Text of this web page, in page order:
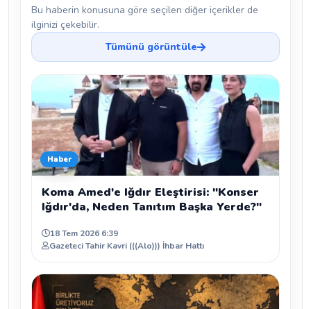
Bu haberin konusuna göre seçilen diğer içerikler de
ilginizi çekebilir.
Tümünü görüntüle
Haber
Koma Amed'e Iğdır Eleştirisi: "Konser
Iğdır'da, Neden Tanıtım Başka Yerde?"
18 Tem 2026 6:39
Gazeteci Tahir Kavri (((Alo))) İhbar Hattı